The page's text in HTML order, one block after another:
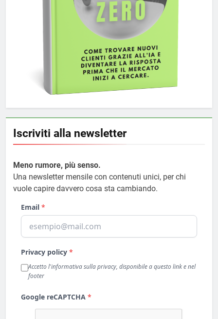
Iscriviti alla newsletter
Meno rumore, più senso.
Una newsletter mensile con contenuti unici, per chi
vuole capire davvero cosa sta cambiando.